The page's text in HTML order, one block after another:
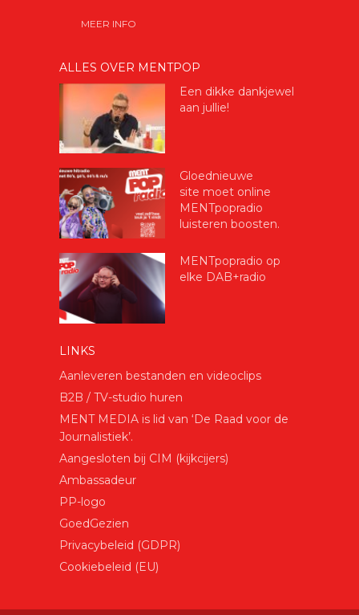
MEER INFO
ALLES OVER MENTPOP
Een dikke dankjewel
aan jullie!
Gloednieuwe
site moet online
MENTpopradio
luisteren boosten.
MENTpopradio op
elke DAB+radio
LINKS
Aanleveren bestanden en videoclips
B2B / TV-studio huren
MENT MEDIA is lid van ‘De Raad voor de
Journalistiek’.
Aangesloten bij CIM (kijkcijers)
Ambassadeur
PP-logo
GoedGezien
Privacybeleid (GDPR)
Cookiebeleid (EU)